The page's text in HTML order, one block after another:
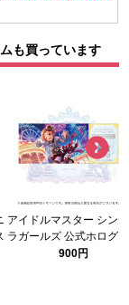
も買っています
アイドルマスター シン
ラガールズ 公式ホログ
クリアチケット 龍崎
900円